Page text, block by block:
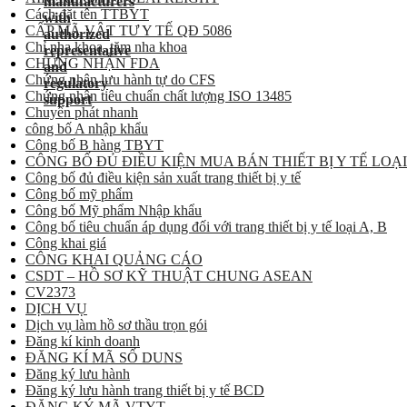
Cách đặt tên TTBYT
CẤP MÃ VẬT TƯ Y TẾ QĐ 5086
Chỉ nha khoa, tăm nha khoa
CHỨNG NHẬN FDA
Chứng nhận lưu hành tự do CFS
Chứng nhận tiêu chuẩn chất lượng ISO 13485
Chuyển phát nhanh
công bố A nhập khẩu
Công bố B hàng TBYT
CÔNG BỐ ĐỦ ĐIỀU KIỆN MUA BÁN THIẾT BỊ Y TẾ
Công bố đủ điều kiện sản xuất trang thiết bị y tế
Công bố mỹ phẩm
Công bố Mỹ phẩm Nhập khẩu
Công bố tiêu chuẩn áp dụng đối với trang thiết bị y tế loại A, B
Công khai giá
CÔNG KHAI QUẢNG CÁO
CSDT – HỒ SƠ KỸ THUẬT CHUNG ASEAN
CV2373
DỊCH VỤ
Dịch vụ làm hồ sơ thầu trọn gói
Đăng kí kinh doanh
ĐĂNG KÍ MÃ SỐ DUNS
Đăng ký lưu hành
Đăng ký lưu hành trang thiết bị y tế BCD